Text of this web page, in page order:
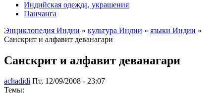
Индийская одежда, украшения
Панчанга
Энциклопедия Индии » культура Индии » языки Индии »
Санскрит и алфавит деванагари
Санскрит и алфавит деванагари
achadidi Пт, 12/09/2008 - 23:07
Темы: